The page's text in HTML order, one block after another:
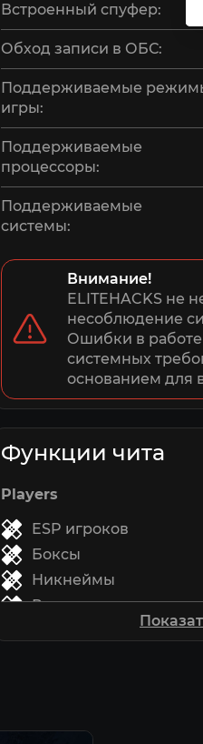
Встроенный спуфер:
Обход записи в ОБС:
Поддерживаемые
игры:
Поддерживаемые
процессоры:
Поддерживаемые
системы:
Внимание!
ELITEHACKS не
несоблюдение
Ошибки в
системных
основанием для
Функции чита
Players
ESP игроков
Боксы
Никнеймы
Расстояние
Максимальная
Цвет расстояния